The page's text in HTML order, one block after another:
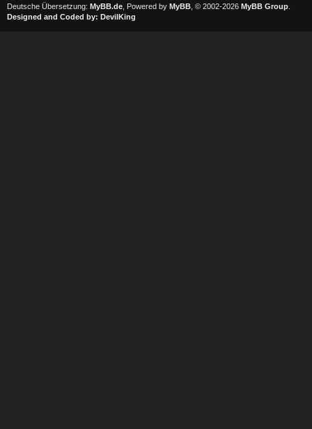
Deutsche Übersetzung: MyBB.de , Powered by MyBB , © 2002-2026 MyBB Group
Designed and Coded by: DevilKing